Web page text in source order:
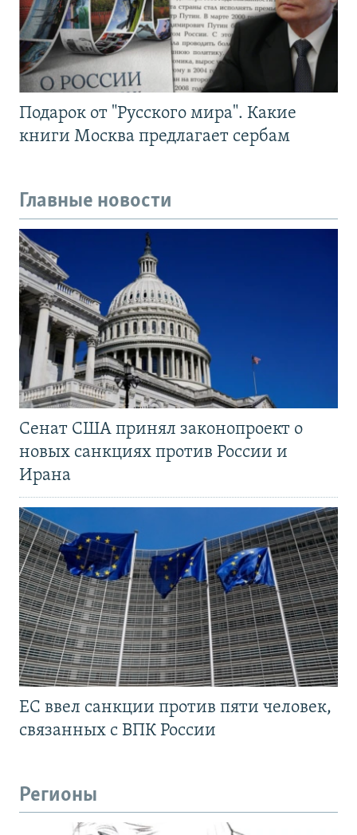
Подарок от "Русского мира". Какие
книги Москва предлагает сербам
Главные новости
Сенат США принял законопроект о
новых санкциях против России и
Ирана
ЕС ввел санкции против пяти человек,
связанных с ВПК России
Регионы